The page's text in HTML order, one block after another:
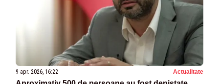
9 apr. 2026, 16:22 Actualitate